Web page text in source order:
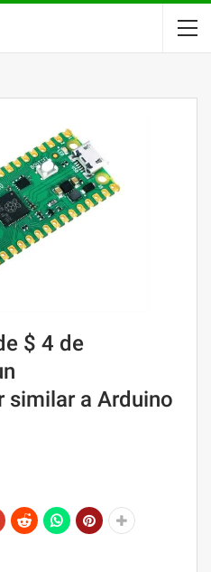
$ 4 de
a Arduino